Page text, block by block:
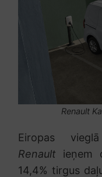
Renault
Eiropas
Renault ieņem
14,4% tirgus